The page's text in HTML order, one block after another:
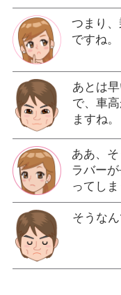
つまり
ですね。
あとは
で、車
ますね。
ああ、
ラバー
ってしま
そうなん